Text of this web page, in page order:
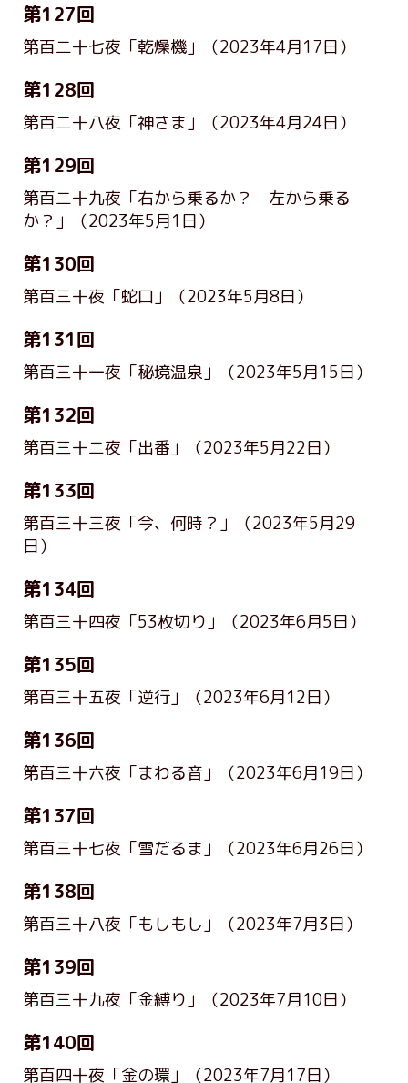
第127回
第百二十七夜「乾燥機」 （2023年4月17日）
第128回
第百二十八夜「神さま」 （2023年4月24日）
第129回
第百二十九夜「右から乗るか？ 左から乗る
か？」
（2023年5月1日）
第130回
第百三十夜「蛇口」 （2023年5月8日）
第131回
第百三十一夜「秘境温泉」 （2023年5月15日）
第132回
第百三十二夜「出番」 （2023年5月22日）
第133回
第百三十三夜「今、何時？」
（2023年5月29
日）
第134回
第百三十四夜「53枚切り」 （2023年6月5日）
第135回
第百三十五夜「逆行」 （2023年6月12日）
第136回
第百三十六夜「まわる音」 （2023年6月19日）
第137回
第百三十七夜「雪だるま」 （2023年6月26日）
第138回
第百三十八夜「もしもし」 （2023年7月3日）
第139回
第百三十九夜「金縛り」 （2023年7月10日）
第140回
第百四十夜「金の環」 （2023年7月17日）